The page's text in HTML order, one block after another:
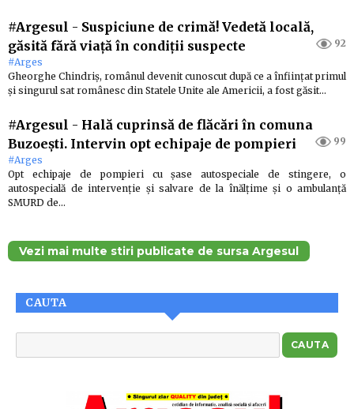
#Argesul - Suspiciune de crimă! Vedetă locală,
găsită fără viață în condiții suspecte
92
#Arges
Gheorghe Chindriș, românul devenit cunoscut după ce a înființat primul
și singurul sat românesc din Statele Unite ale Americii, a fost găsit…
#Argesul - Hală cuprinsă de flăcări în comuna
Buzoești. Intervin opt echipaje de pompieri
99
#Arges
Opt echipaje de pompieri cu șase autospeciale de stingere, o
autospecială de intervenție și salvare de la înălțime și o ambulanță
SMURD de…
Vezi mai multe stiri publicate de sursa Argesul
CAUTA